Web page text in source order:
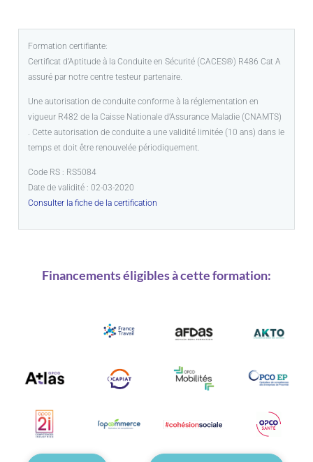
Formation certifiante:
Certificat d’Aptitude à la Conduite en Sécurité (CACES®️) R486 Cat A
assuré par notre centre testeur partenaire.
Une autorisation de conduite conforme à la réglementation en
vigueur R482 de la Caisse Nationale d’Assurance Maladie (CNAMTS)
. Cette autorisation de conduite a une validité limitée (10 ans) dans le
temps et doit être renouvelée périodiquement.
Code RS : RS5084
Date de validité : 02-03-2020
Consulter la fiche de la certification
Financements éligibles à cette formation: